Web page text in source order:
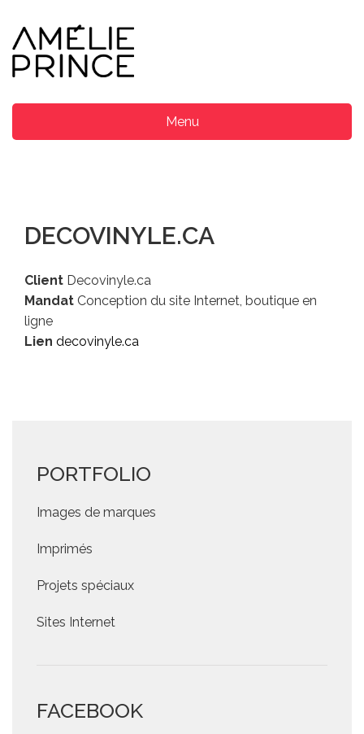
Menu
DECOVINYLE.CA
Client Decovinyle.ca
Mandat Conception du site Internet, boutique en
ligne
Lien decovinyle.ca
PORTFOLIO
Images de marques
Imprimés
Projets spéciaux
Sites Internet
FACEBOOK